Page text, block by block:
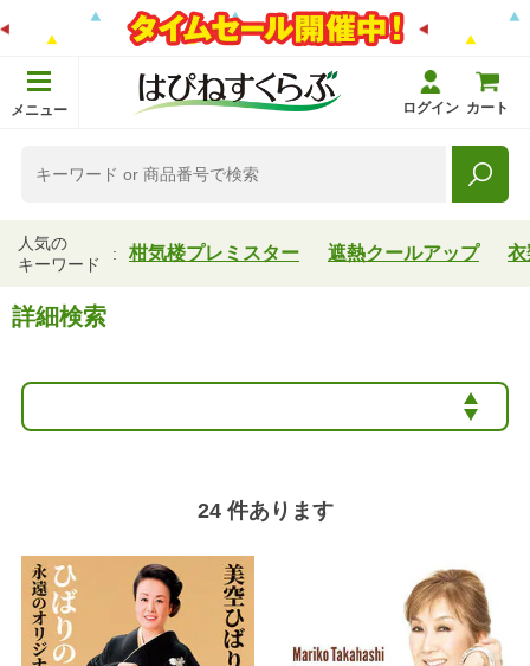
メニュー ログイン カート
人気の
キーワード
柑気楼プレミスター 遮熱クールアップ 衣
詳細検索
24 件あります